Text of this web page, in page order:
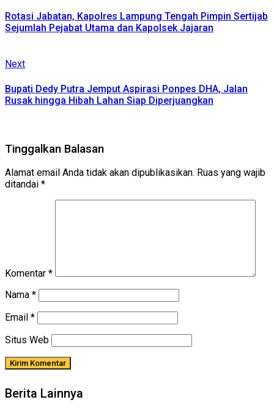
Reading
Rotasi Jabatan, Kapolres Lampung Tengah Pimpin Sertijab
Sejumlah Pejabat Utama dan Kapolsek Jajaran
NextNext
Bupati Dedy Putra Jemput Aspirasi Ponpes DHA, Jalan
Rusak hingga Hibah Lahan Siap Diperjuangkan
Tinggalkan Balasan
Alamat email Anda tidak akan dipublikasikan. Ruas yang wajib
ditandai *
Komentar *
Nama *
Email *
Situs Web
Berita Lainnya